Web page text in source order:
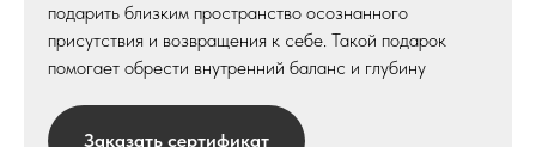
подарить близким пространство осознанного
присутствия и возвращения к себе. Такой подарок
помогает обрести внутренний баланс и глубину
Заказать сертификат